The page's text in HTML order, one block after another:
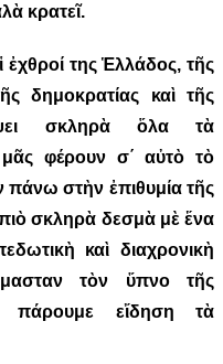
κρατεῖ.
ἐχθροί της Ἑλλάδος, τῆς
δημοκρατίας καὶ τῆς
σκληρὰ ὅλα τὰ
φέρουν σ΄ αὐτὸ τὸ
πάνω στὴν ἐπιθυμία τῆς
σκληρὰ δεσμὰ μὲ ἕνα
καὶ διαχρονικὴ
τὸν ὕπνο τῆς
πάρουμε εἴδηση τὰ